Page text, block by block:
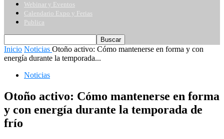
Webinar y Eventos
Calendario Expo y Ferias
Publica
Inicio Noticias Otoño activo: Cómo mantenerse en forma y con
energía durante la temporada...
Noticias
Otoño activo: Cómo mantenerse en forma
y con energía durante la temporada de
frío